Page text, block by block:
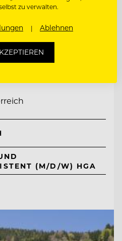
Resort &
(M/D/W) HGA
zu verwalten.
Ablehnen